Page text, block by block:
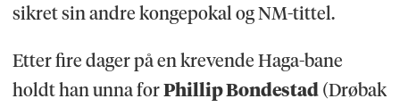
sikret sin andre kongepokal og NM-tittel.
Etter fire dager på en krevende Haga-bane
holdt han unna forPhillip Bondestad(Drøbak